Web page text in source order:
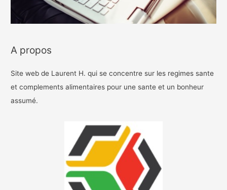
A propos
Site web de Laurent H. qui se concentre sur les regimes sante
et complements alimentaires pour une sante et un bonheur
assumé.